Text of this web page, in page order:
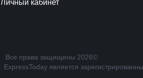
Все права защищены 2026©️
ExpressToday является
Личный кабинет